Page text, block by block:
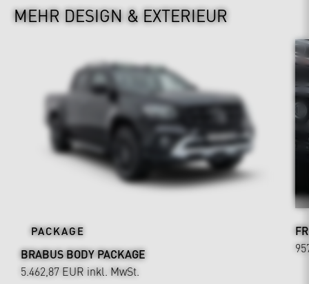
MEHR DESIGN & EXTERIEUR
PACKAGE
BRABUS BODY PACKAGE
5.462,87 EUR inkl. MwSt.